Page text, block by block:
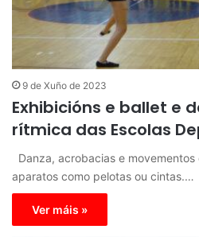
9 de Xuño de 2023
Exhibicións e ballet e
rítmica das Escolas
Danza, acrobacias e
aparatos como pelotas ou cintas.…
Ver máis »